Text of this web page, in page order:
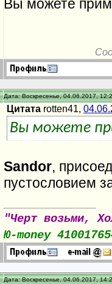
Вы можете
Дата: Воскресенье, 04.06.2017,
Цитата rotten41,
Вы можете
Sandor,
пустословием
"Черт возьми,
Ю-money
Дата: Воскресенье, 04.06.2017,